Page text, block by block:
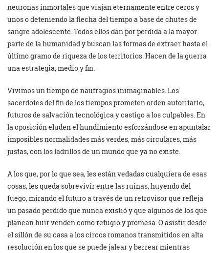
neuronas inmortales que viajan eternamente entre ceros y
unos o deteniendo la flecha del tiempo a base de chutes de
sangre adolescente. Todos ellos dan por perdida a la mayor
parte de la humanidad y buscan las formas de extraer hasta el
último gramo de riqueza de los territorios. Hacen de la guerra
una estrategia, medio y fin.
Vivimos un tiempo de naufragios inimaginables. Los
sacerdotes del fin de los tiempos prometen orden autoritario,
futuros de salvación tecnológica y castigo a los culpables. En
la oposición eluden el hundimiento esforzándose en apuntalar
imposibles normalidades más verdes, más circulares, más
justas, con los ladrillos de un mundo que ya no existe.
A los que, por lo que sea, les están vedadas cualquiera de esas
cosas, les queda sobrevivir entre las ruinas, huyendo del
fuego, mirando el futuro a través de un retrovisor que refleja
un pasado perdido que nunca existió y que algunos de los que
planean huir venden como refugio y promesa. O asistir desde
el sillón de su casa a los circos romanos transmitidos en alta
resolución en los que se puede jalear y berrear mientras